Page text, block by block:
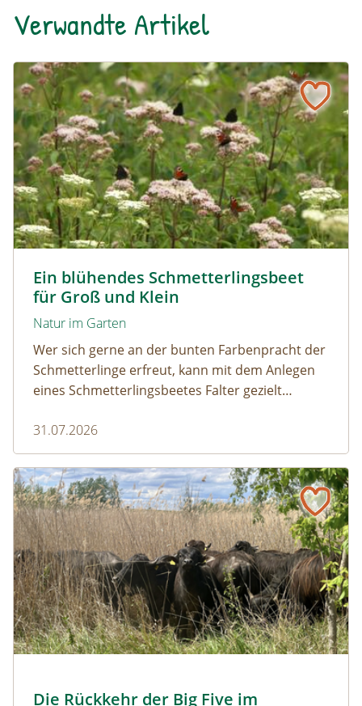
Verwandte Artikel
Ein blühendes Schmetterlingsbeet
für Groß und Klein
Natur im Garten
Wer sich gerne an der bunten Farbenpracht der
Schmetterlinge erfreut, kann mit dem Anlegen
eines Schmetterlingsbeetes Falter gezielt
dürfen ausreichend mitgedacht werden. Denn
ohne Raupen gibt es keine schönen
Schmetterlinge!
31.07.2026
Ein blühendes Schmetterlingsbeet für Groß und Klein
Naturmagazin: Die Rückkehr der Big Five im Weinviertel
Naturmagazin: Die Rückkehr der Big Five im
Die Rückkehr der Big Five im
Die Rückkehr der Big Five im Weinviertel